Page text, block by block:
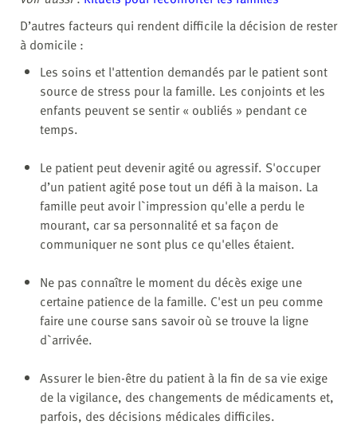
D’autres facteurs qui rendent difficile la décision de rester
à domicile :
Les soins et l'attention demandés par le patient sont
source de stress pour la famille. Les conjoints et les
enfants peuvent se sentir « oubliés » pendant ce
temps.
Le patient peut devenir agité ou agressif. S'occuper
d’un patient agité pose tout un défi à la maison. La
famille peut avoir l`impression qu'elle a perdu le
mourant, car sa personnalité et sa façon de
communiquer ne sont plus ce qu'elles étaient.
Ne pas connaître le moment du décès exige une
certaine patience de la famille. C'est un peu comme
faire une course sans savoir où se trouve la ligne
d`arrivée.
Assurer le bien-être du patient à la fin de sa vie exige
de la vigilance, des changements de médicaments et,
parfois, des décisions médicales difficiles.